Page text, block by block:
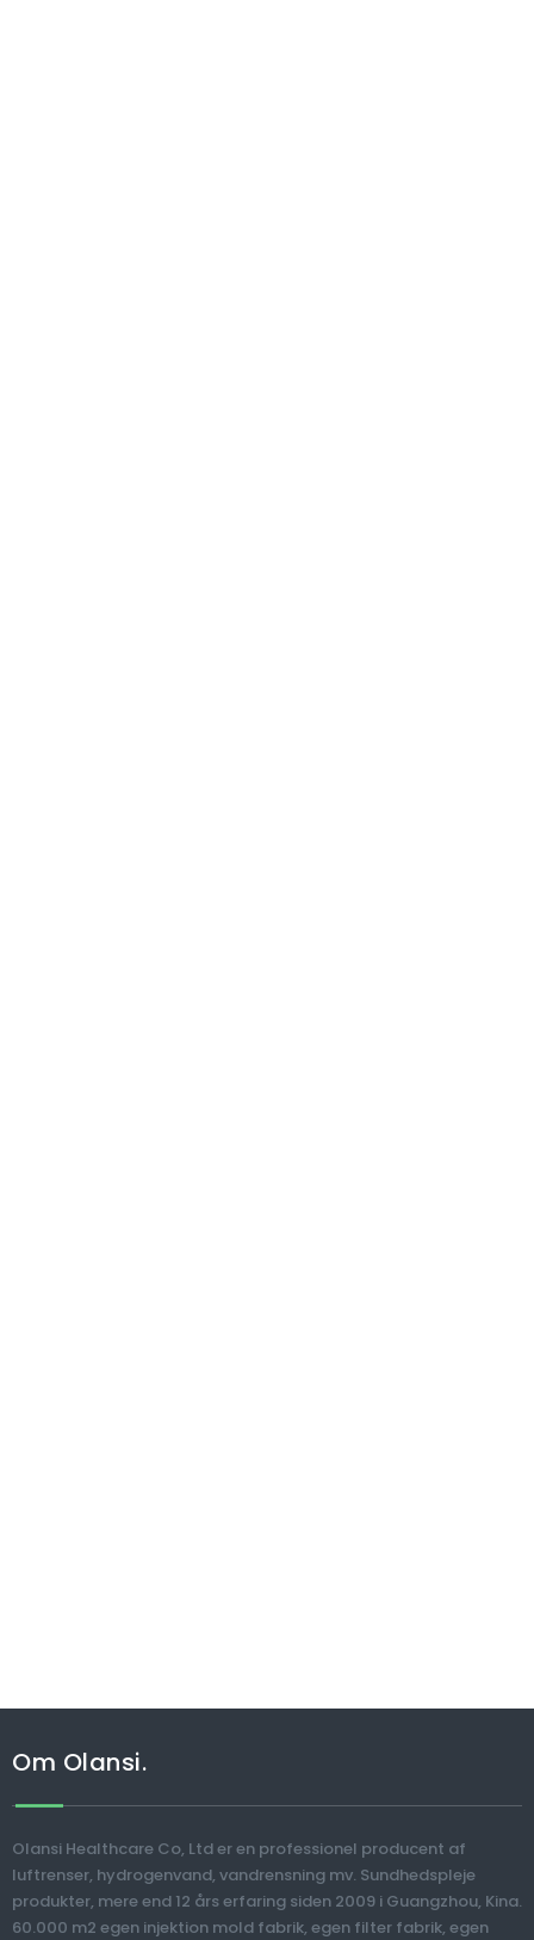
Om Olansi.
Olansi Healthcare Co, Ltd er en professionel producent af
luftrenser, hydrogenvand, vandrensning mv. Sundhedspleje
produkter, mere end 12 års erfaring siden 2009 i Guangzhou, Kina.
60.000 m2 egen injektion mold fabrik, egen filter fabrik, egen